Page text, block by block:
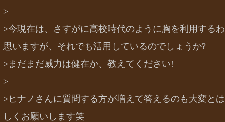
>
>今現在は、さすがに高校時代のように胸を利用する
思いますが、それでも活用しているのでしょうか?
>まだまだ威力は健在か、教えてください!
>
>ヒナノさんに質問する方が増えて答えるのも大変と
しくお願いします笑